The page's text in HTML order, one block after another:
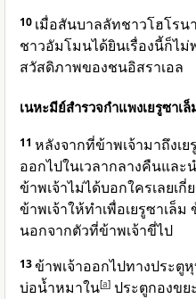
10 เมื่อสันบาลลัทชาวโฮโร
ชาวอัมโมนได้ยินเรื่องนี้ก็ไ
สวัสดิภาพของชนอิสราเอล
เนหะมีย์สำรวจกำแพงเยรูซาเล็
11 หลังจากที่ข้าพเจ้ามาถึงเ
ออกไปในเวลากลางคืนแล
ข้าพเจ้าไม่ได้บอกใครเลยเกี่
ข้าพเจ้าให้ทำเพื่อเยรูซาเล็
นอกจากตัวที่ข้าพเจ้าขี่ไป
13ข้าพเจ้าออกไปทางประตู
บ่อน้ำหมาใน[a] ประตูกองขย